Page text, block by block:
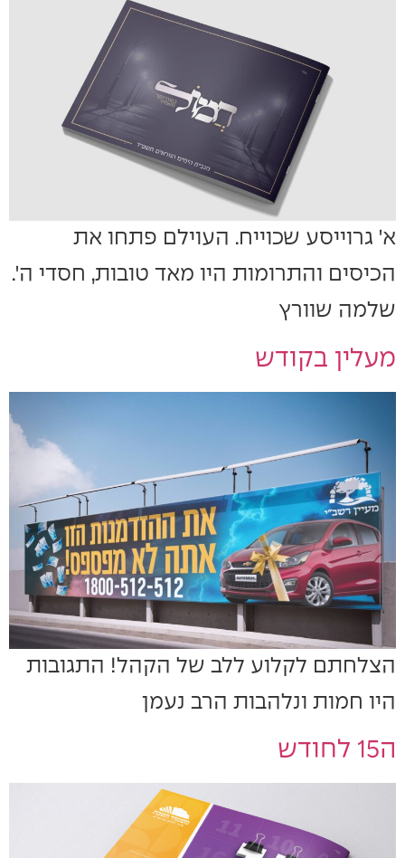
א' גרוייסע שכוייח. העוילם פתחו את
הכיסים והתרומות היו מאד טובות, חסדי ה'.
שלמה שוורץ
מעלין בקודש
הצלחתם לקלוע ללב של הקהל! התגובות
היו חמות ונלהבות הרב נעמן
ה15 לחודש